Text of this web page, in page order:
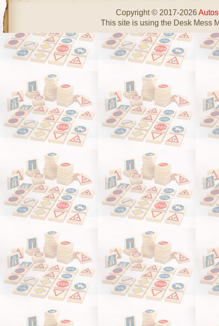
Copyright © 2017-2026
This site is using the Desk Mess